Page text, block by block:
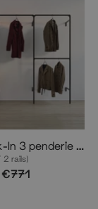
Frame Walk-In 3 penderie colonnes
2 rails)
€771